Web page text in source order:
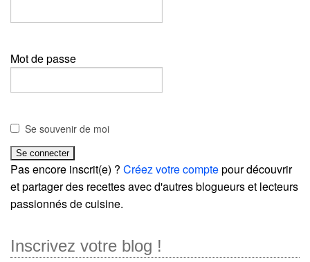
Mot de passe
Se souvenir de moi
Pas encore inscrit(e) ? Créez votre comptepour découvrir
et partager des recettes avec d'autres blogueurs et lecteurs
passionnés de cuisine.
Inscrivez votre blog !